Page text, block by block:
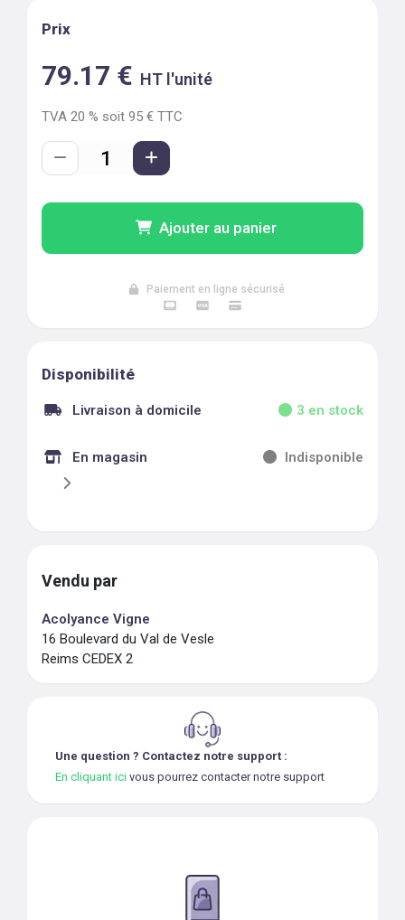
Prix
79.17 € HT l'unité
TVA 20 % soit 95 € TTC
Ajouter au panier
Paiement en ligne sécurisé
Disponibilité
Livraison à domicile 3 en stock
En magasin Indisponible
Vendu par
Acolyance Vigne
16 Boulevard du Val de Vesle
Reims CEDEX 2
Une question ? Contactez notre support :
En cliquant ici vous pourrez contacter notre support